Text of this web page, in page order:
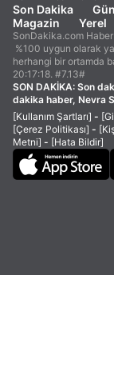
Son Dakika
Magazin
Yerel
SonDakika.com
%100 uygun olarak
herhangi bir ortamda
20:17:18. #7.13#
SON DAKİKA: Son
dakika haber, Nevra
[Kullanım Şartları] -
[Çerez Politikası] -
Metni] - [Hata Bildir]